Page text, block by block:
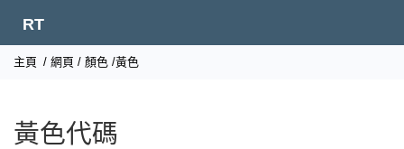
RT
主頁 / 網頁 / 顏色 /黃色
黃色代碼